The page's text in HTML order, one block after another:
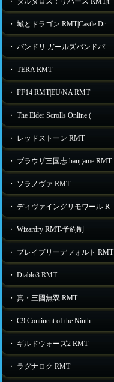
・ 城とドラゴン RMT|Castle Dr
・ バンドリ ガールズバンドパ
・ TERA RMT
・ FF14 RMT|EU/NA RMT
・ The Elder Scrolls Online (
・ レッドストーン RMT
・ ブラウザ三国志 hangame RMT
・ ソラノヴァ RMT
・ ディヴァイングリモワール R
・ Wizardry RMT-予約制
・ ブレイブリーデフォルト RMT
・ Diablo3 RMT
・ 真・三國無双 RMT
・ C9 Continent of the Ninth
・ ギルドウォーズ2 RMT
・ ラグナロク RMT